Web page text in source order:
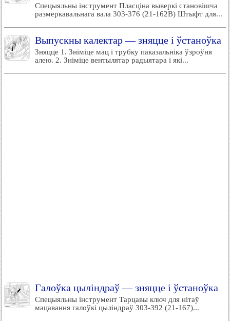
Спецыяльны інструмент Пласціна выверкі становішча
размеркавальнага вала 303-376 (21-162В) Штыфт для...
Выпускны калектар — зняцце і ўстаноўка
Зняцце 1. Зніміце мац і трубку паказальніка ўзроўня
алею. 2. Зніміце вентылятар радыятара і які...
Галоўка цыліндраў — зняцце і ўстаноўка
Спецыяльны інструмент Тарцавы ключ для нітаў
мацавання галоўкі цыліндраў 303-392 (21-167)...